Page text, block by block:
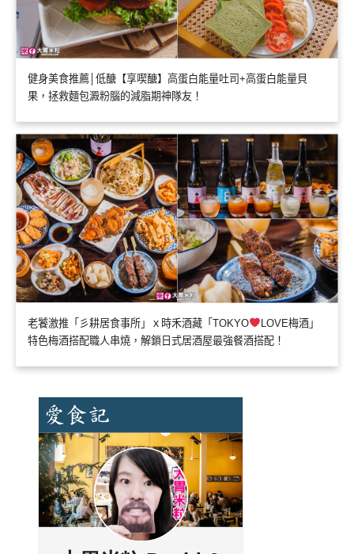
健身美食推薦│低醣【享喫醣】高蛋白能量吐司+高蛋白能量貝
果，拯救麵包澱粉腦的減脂期神隊友！
老饕激推「彡耕居食事所」ｘ時禾酒藏「TOKYO
LOVE梅酒」
特色梅酒搭配職人串燒，解鎖日式居酒屋最強餐酒搭配！